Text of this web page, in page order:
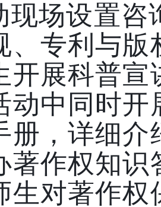
现场设置咨
、专利与版
开展科普
动中同时开
册，详细
著作权知
生对著作